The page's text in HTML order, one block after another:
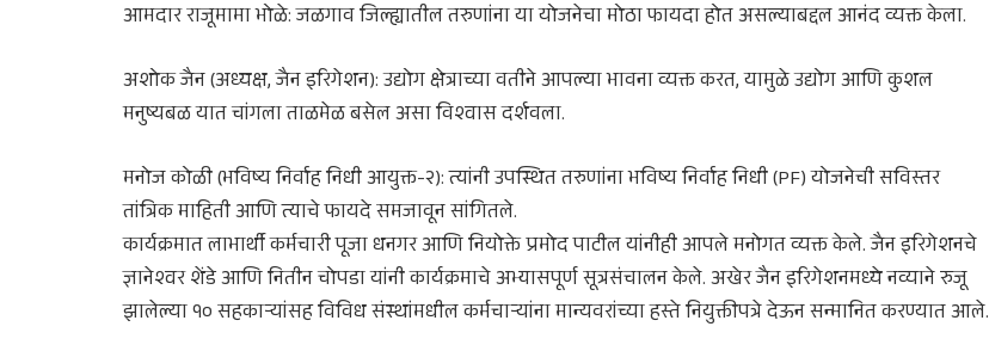
आमदार राजूमामा भोळे: जळगाव जिल्ह्यातील तरुणांना या योजनेचा मोठा फायदा होत असल्याबद्दल आनंद व्यक्त केला.
अशोक जैन (अध्यक्ष, जैन इरिगेशन): उद्योग क्षेत्राच्या वतीने आपल्या भावना व्यक्त करत, यामुळे उद्योग आणि कुशल
मनुष्यबळ यात चांगला ताळमेळ बसेल असा विश्वास दर्शवला.
मनोज कोळी (भविष्य निर्वाह निधी आयुक्त-२): त्यांनी उपस्थित तरुणांना भविष्य निर्वाह निधी (PF) योजनेची सविस्तर
तांत्रिक माहिती आणि त्याचे फायदे समजावून सांगितले.
कार्यक्रमात लाभार्थी कर्मचारी पूजा धनगर आणि नियोक्ते प्रमोद पाटील यांनीही आपले मनोगत व्यक्त केले. जैन इरिगेशनचे
ज्ञानेश्वर शेंडे आणि नितीन चोपडा यांनी कार्यक्रमाचे अभ्यासपूर्ण सूत्रसंचालन केले. अखेर जैन इरिगेशनमध्ये नव्याने रुजू
झालेल्या १० सहकाऱ्यांसह विविध संस्थांमधील कर्मचाऱ्यांना मान्यवरांच्या हस्ते नियुक्तीपत्रे देऊन सन्मानित करण्यात आले.